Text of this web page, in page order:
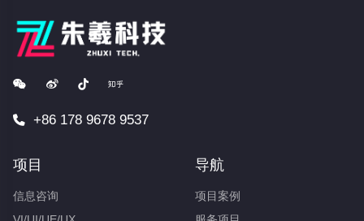
+86 178 9678 9537
项目
信息咨询
导航
项目案例